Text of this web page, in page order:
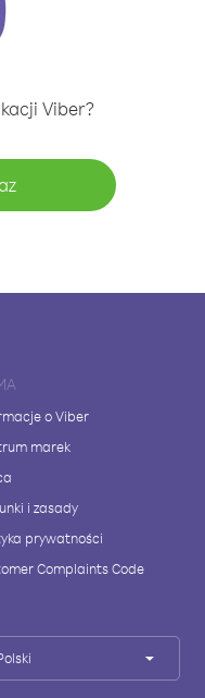
Viber?
o Viber
marek
i zasady
prywatności
Complaints Code